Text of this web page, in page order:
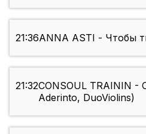
21:36ANNA ASTI - Чтобы
21:32CONSOUL TRAININ -
Aderinto, DuoViolins)